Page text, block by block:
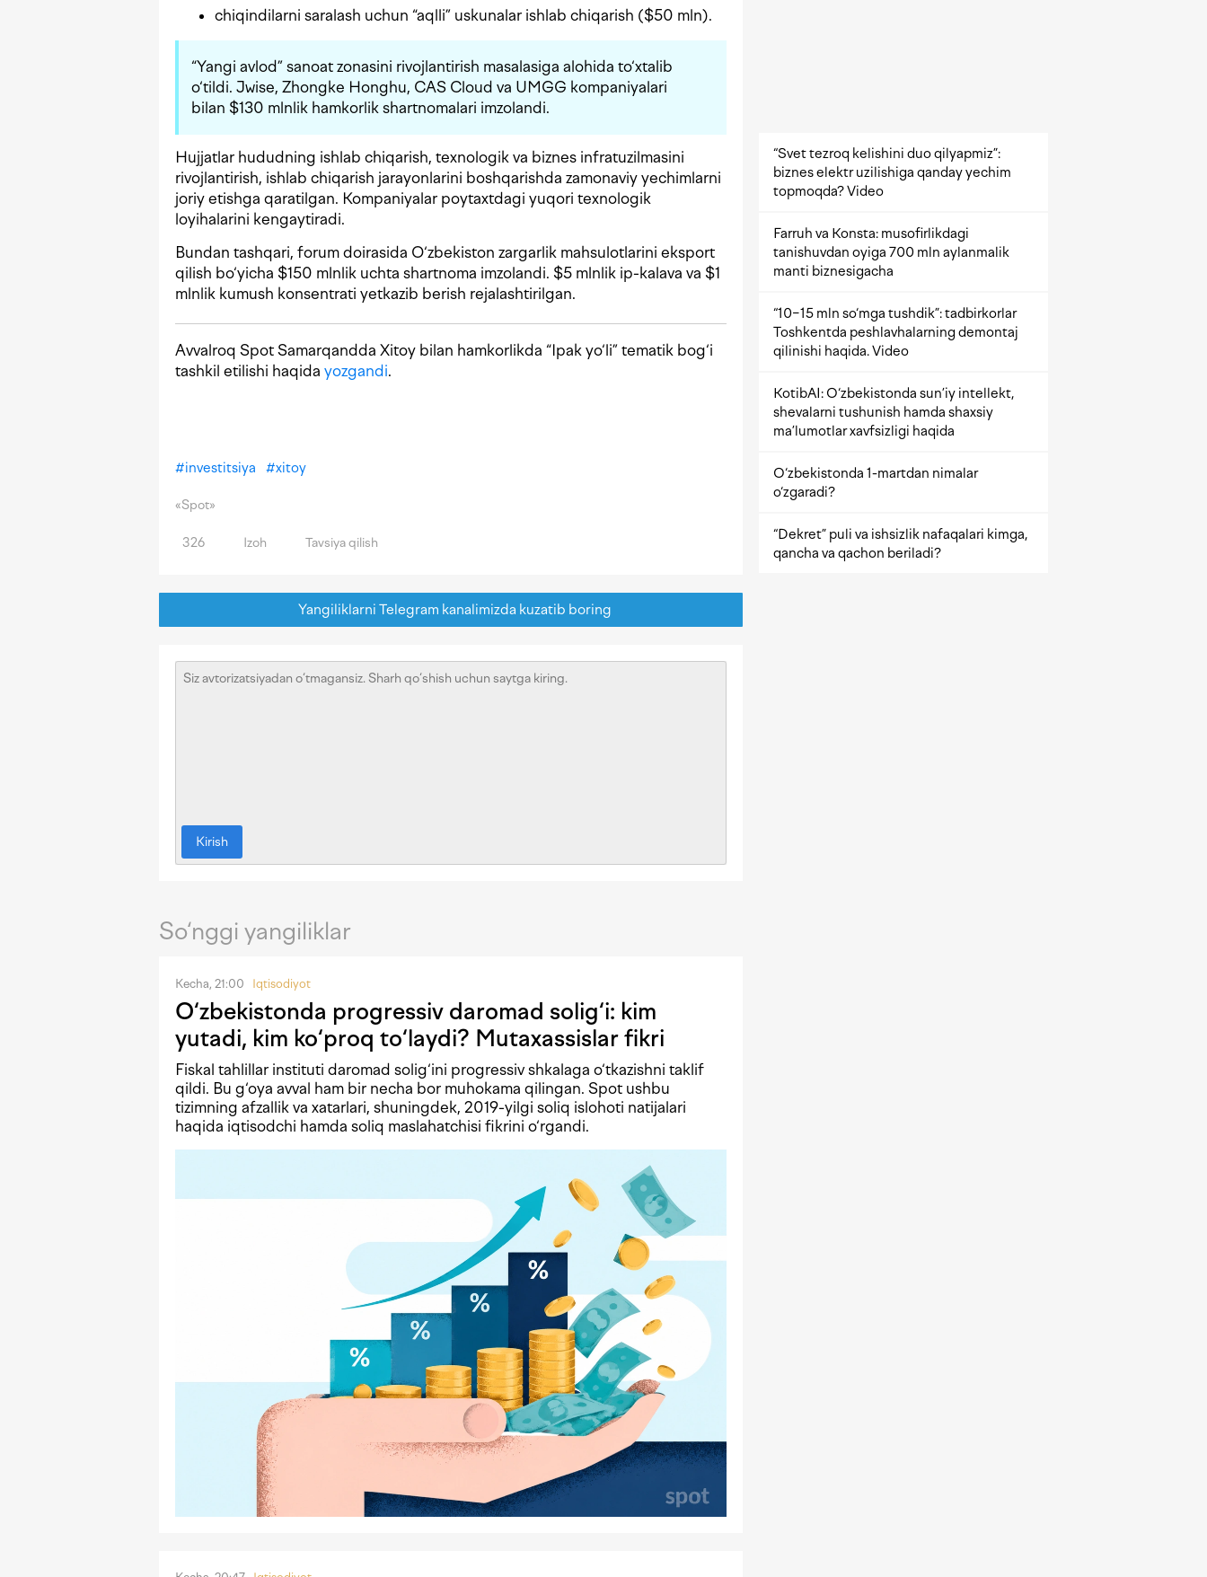
chiqindilarni saralash uchun “aqlli” uskunalar ishlab chiqarish ($50 mln).
“Yangi avlod” sanoat zonasini rivojlantirish masalasiga alohida to‘xtalib
o‘tildi. Jwise, Zhongke Honghu, CAS Cloud va UMGG kompaniyalari
bilan $130 mlnlik hamkorlik shartnomalari imzolandi.
Hujjatlar hududning ishlab chiqarish, texnologik va biznes infratuzilmasini
rivojlantirish, ishlab chiqarish jarayonlarini boshqarishda zamonaviy yechimlarni
joriy etishga qaratilgan. Kompaniyalar poytaxtdagi yuqori texnologik
loyihalarini kengaytiradi.
Bundan tashqari, forum doirasida O‘zbekiston zargarlik mahsulotlarini eksport
qilish bo‘yicha $150 mlnlik uchta shartnoma imzolandi. $5 mlnlik ip-kalava va $1
mlnlik kumush konsentrati yetkazib berish rejalashtirilgan.
Avvalroq Spot Samarqandda Xitoy bilan hamkorlikda “Ipak yo‘li” tematik bog‘i
tashkil etilishi haqida yozgandi.
#investitsiya #xitoy
«Spot»
326 Izoh Tavsiya qilish
Yangiliklarni Telegram kanalimizda kuzatib boring
Kirish
So‘nggi yangiliklar
Kecha, 21:00 Iqtisodiyot
O‘zbekistonda progressiv daromad solig‘i: kim
yutadi, kim ko‘proq to‘laydi? Mutaxassislar fikri
Fiskal tahlillar instituti daromad solig‘ini progressiv shkalaga o‘tkazishni taklif
qildi. Bu g‘oya avval ham bir necha bor muhokama qilingan. Spot ushbu
tizimning afzallik va xatarlari, shuningdek, 2019-yilgi soliq islohoti natijalari
haqida iqtisodchi hamda soliq maslahatchisi fikrini o‘rgandi.
“Svet tezroq kelishini duo qilyapmiz”:
biznes elektr uzilishiga qanday yechim
topmoqda? Video
Farruh va Konsta: musofirlikdagi
tanishuvdan oyiga 700 mln aylanmalik
manti biznesigacha
“10−15 mln so‘mga tushdik”: tadbirkorlar
Toshkentda peshlavhalarning demontaj
qilinishi haqida. Video
KotibAI: O‘zbekistonda sun’iy intellekt,
shevalarni tushunish hamda shaxsiy
ma’lumotlar xavfsizligi haqida
O‘zbekistonda 1-martdan nimalar
o‘zgaradi?
“Dekret” puli va ishsizlik nafaqalari kimga,
qancha va qachon beriladi?